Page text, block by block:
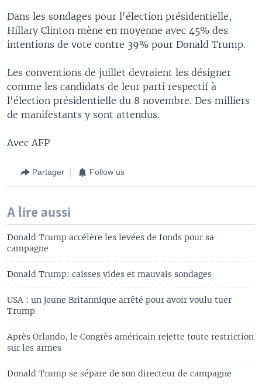
Dans les sondages pour l'élection présidentielle,
Hillary Clinton mène en moyenne avec 45% des
intentions de vote contre 39% pour Donald Trump.
Les conventions de juillet devraient les désigner
comme les candidats de leur parti respectif à
l'élection présidentielle du 8 novembre. Des milliers
de manifestants y sont attendus.
Avec AFP
Partager Follow us
A lire aussi
Donald Trump accélère les levées de fonds pour sa
campagne
Donald Trump: caisses vides et mauvais sondages
USA : un jeune Britannique arrêté pour avoir voulu tuer
Trump
Après Orlando, le Congrès américain rejette toute restriction
sur les armes
Donald Trump se sépare de son directeur de campagne